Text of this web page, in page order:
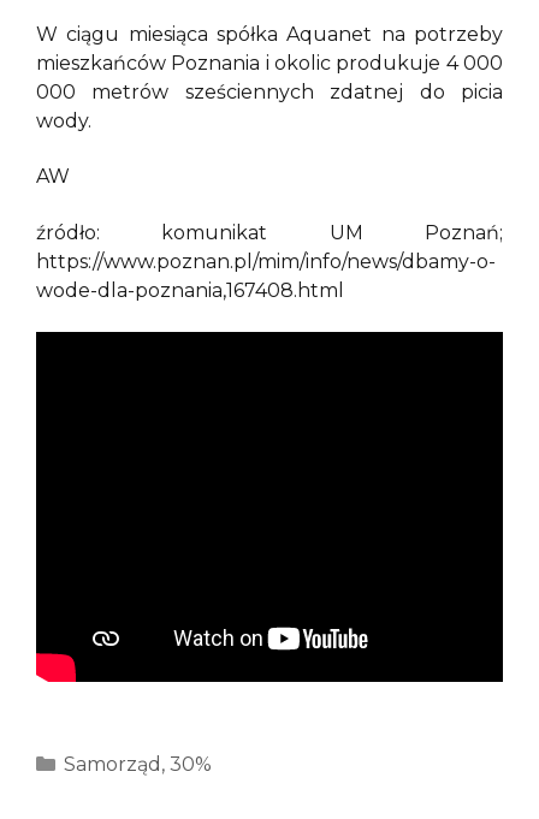
W ciągu miesiąca spółka Aquanet na potrzeby
mieszkańców Poznania i okolic produkuje 4 000
000 metrów sześciennych zdatnej do picia
wody.
AW
źródło: komunikat UM Poznań;
https://www.poznan.pl/mim/info/news/dbamy-o-
wode-dla-poznania,167408.html
Kategorie
Samorząd , 30%